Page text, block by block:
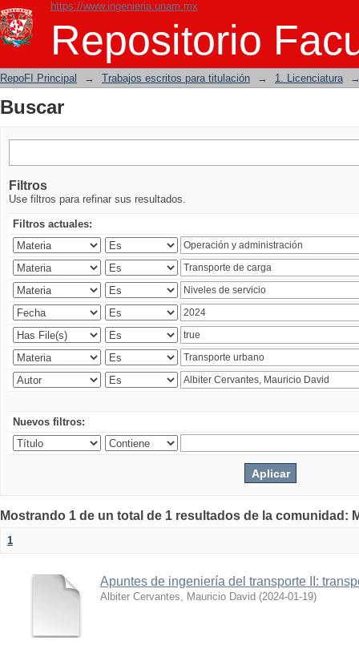
https://www.ingenieria.unam.mx
Repositorio
Buscar
RepoFI Principal → Trabajos escritos para titulación → 1. Licenciatura
Buscar
Filtros
Use filtros para refinar sus resultados.
Filtros actuales:
Nuevos filtros:
Mostrando 1 de un total de 1 resultados de la comunidad:
1
Apuntes de ingeniería del transporte II:
Albiter Cervantes, Mauricio David (2024-01-19)